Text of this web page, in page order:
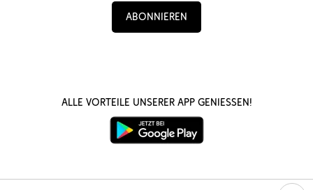
Abonnieren
Alle Vorteile unserer App genießen!